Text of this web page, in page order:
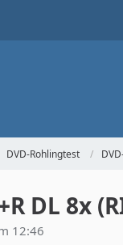
DVD-Rohlingtest
DL 8x
12:46